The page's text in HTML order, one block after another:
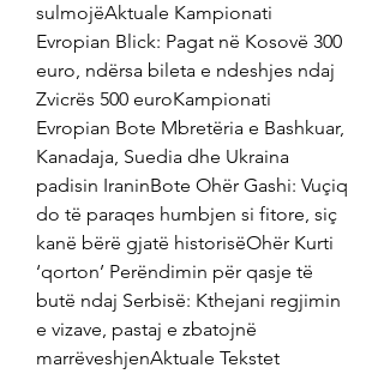
sulmojëAktuale Kampionati
Evropian Blick: Pagat në Kosovë 300
euro, ndërsa bileta e ndeshjes ndaj
Zvicrës 500 euroKampionati
Evropian Bote Mbretëria e Bashkuar,
Kanadaja, Suedia dhe Ukraina
padisin IraninBote Ohër Gashi: Vuçiq
do të paraqes humbjen si fitore, siç
kanë bërë gjatë historisëOhër Kurti
‘qorton’ Perëndimin për qasje të
butë ndaj Serbisë: Kthejani regjimin
e vizave, pastaj e zbatojnë
marrëveshjenAktuale Tekstet